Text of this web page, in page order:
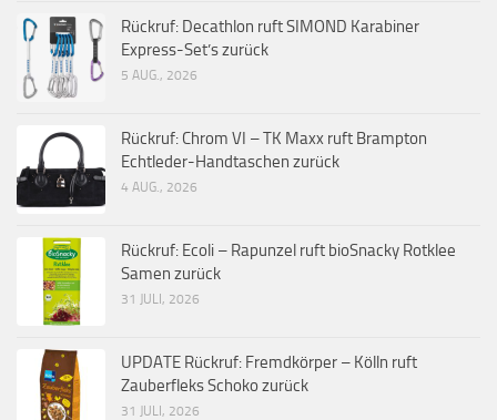
Rückruf: Decathlon ruft SIMOND Karabiner
Express-Set’s zurück
5 AUG., 2026
Rückruf: Chrom VI – TK Maxx ruft Brampton
Echtleder-Handtaschen zurück
4 AUG., 2026
Rückruf: Ecoli – Rapunzel ruft bioSnacky Rotklee
Samen zurück
31 JULI, 2026
UPDATE Rückruf: Fremdkörper – Kölln ruft
Zauberfleks Schoko zurück
31 JULI, 2026